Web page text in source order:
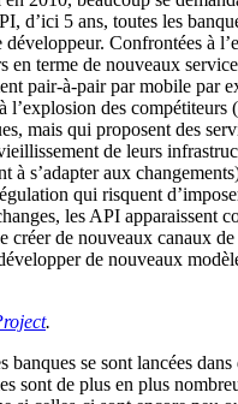
d’ici 5 ans, toutes les
Confrontées à
en terme de nouveaux
pair-à-pair par mobile par
l’explosion des compétiteurs
mais qui proposent des
de leurs
à s’adapter aux
qui risquent
les API apparaissent
créer de nouveaux canaux
de nouveaux
.
banques se sont lancées dans
sont de plus en plus